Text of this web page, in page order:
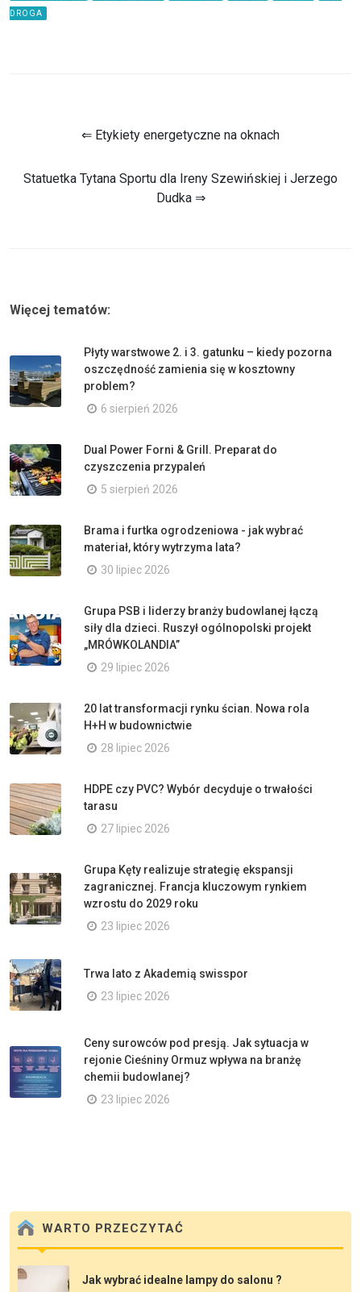
DROGA
⇐ Etykiety energetyczne na oknach
Statuetka Tytana Sportu dla Ireny Szewińskiej i Jerzego
Dudka ⇒
Więcej tematów:
Płyty warstwowe 2. i 3. gatunku – kiedy pozorna
oszczędność zamienia się w kosztowny
problem?
6 sierpień 2026
Dual Power Forni & Grill. Preparat do
czyszczenia przypaleń
5 sierpień 2026
Brama i furtka ogrodzeniowa - jak wybrać
materiał, który wytrzyma lata?
30 lipiec 2026
Grupa PSB i liderzy branży budowlanej łączą
siły dla dzieci. Ruszył ogólnopolski projekt
„MRÓWKOLANDIA”
29 lipiec 2026
20 lat transformacji rynku ścian. Nowa rola
H+H w budownictwie
28 lipiec 2026
HDPE czy PVC? Wybór decyduje o trwałości
tarasu
27 lipiec 2026
Grupa Kęty realizuje strategię ekspansji
zagranicznej. Francja kluczowym rynkiem
wzrostu do 2029 roku
23 lipiec 2026
Trwa lato z Akademią swisspor
23 lipiec 2026
Ceny surowców pod presją. Jak sytuacja w
rejonie Cieśniny Ormuz wpływa na branżę
chemii budowlanej?
23 lipiec 2026
WARTO PRZECZYTAĆ
Jak wybrać idealne lampy do salonu ?